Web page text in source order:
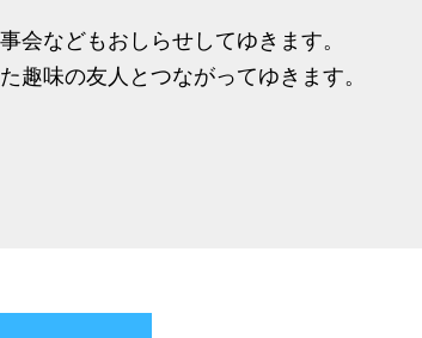
会などもおしらせしてゆきます。
味の友人とつながってゆきます。